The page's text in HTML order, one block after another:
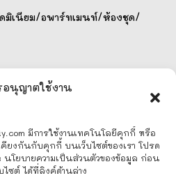
อนุญาตใช้งาน
มีการใช้งานเทคโนโลยีคุกกี้ หรือ
งกันกับคุกกี้ บนเว็บไซต์ของเรา โปรด
โยบายความเป็นส่วนตัวของข้อมูล ก่อน
ไซต์ ได้ที่ลิงค์ด้านล่าง
มิเนียม/อพาร์ทเมนท์/ห้องชุด/